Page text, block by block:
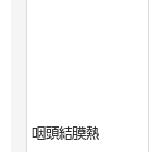
咽頭結膜熱